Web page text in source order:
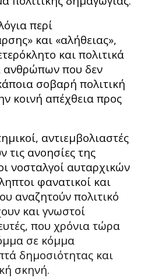
περί
και «αλήθειας»,
και πολιτικά
ανθρώπων που δεν
σοβαρή πολιτική
κοινή απέχθεια προς
αντιεμβολιαστές
ανοησίες της
νοσταλγοί αυταρχικών
φανατικοί και
αναζητούν πολιτικό
και γνωστοί
που χρόνια τώρα
σε κόμμα
δημοσιότητας και
σκηνή.